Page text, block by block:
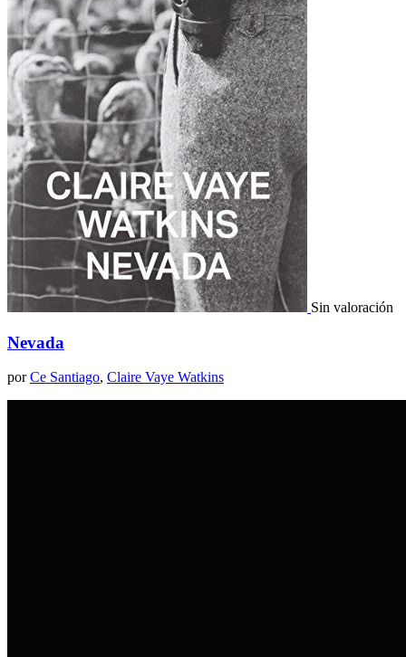
Sin valoración
Nevada
porCe Santiago, Claire Vaye Watkins